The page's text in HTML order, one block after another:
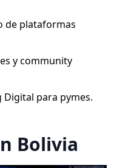
de plataformas
y community
para pymes.
Bolivia